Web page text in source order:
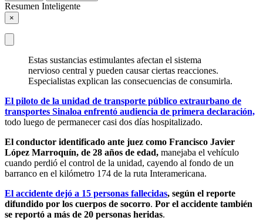
Resumen Inteligente
×
Estas sustancias estimulantes afectan el sistema
nervioso central y pueden causar ciertas reacciones.
Especialistas explican las consecuencias de consumirla.
El piloto de la unidad de transporte público extraurbano de
transportes Sinaloa enfrentó audiencia de primera declaración,
todo luego de permanecer casi dos días hospitalizado.
El conductor identificado ante juez como Francisco Javier
López Marroquín, de 28 años de edad, manejaba el vehículo
cuando perdió el control de la unidad, cayendo al fondo de un
barranco en el kilómetro 174 de la ruta Interamericana.
El accidente dejó a 15 personas fallecidas, según el reporte
difundido por los cuerpos de socorro. Por el accidente también
se reportó a más de 20 personas heridas.